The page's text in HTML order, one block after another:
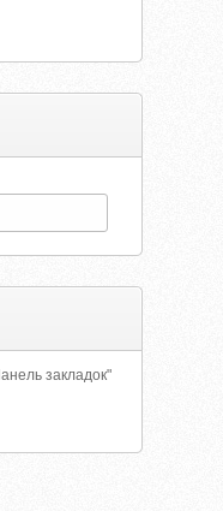
закладок"